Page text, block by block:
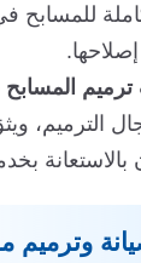
للمسابح
ترميم المسابح
الترميم، ويثق
وترميم